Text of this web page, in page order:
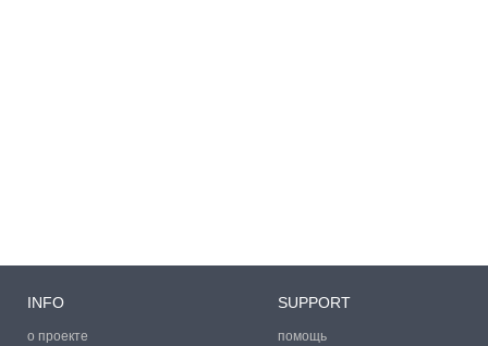
INFO
о проекте
SUPPORT
помощь